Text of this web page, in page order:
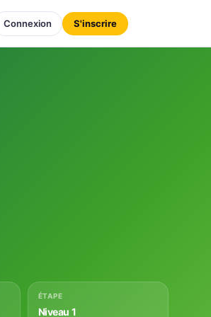
Connexion S'inscrire
ÉTAPE
Niveau 1